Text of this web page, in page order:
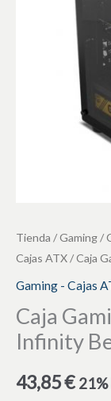
Tienda /Gaming /
Cajas ATX/ Caja
Gaming - Cajas
Caja
Infinity
43,85€